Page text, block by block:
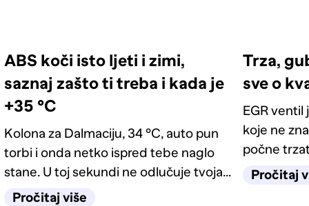
ABS koči isto ljeti i zimi,
saznaj zašto ti treba i kada je
+35 °C
Kolona za Dalmaciju, 34 °C, auto pun
torbi i onda netko ispred tebe naglo
stane. U toj sekundi ne odlučuje tvoja
reakcija, nego sustav za koji većina
Pročitaj više
Trza,
sve o
EGR ventil
koje ne
počne
lampicu
Pročitaj